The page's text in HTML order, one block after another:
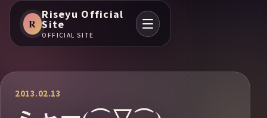
R
Riseyu Official
Site
OFFICIAL SITE
2013.02.13